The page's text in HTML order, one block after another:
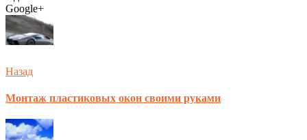
Google+
Назад
Монтаж пластиковых окон своими руками